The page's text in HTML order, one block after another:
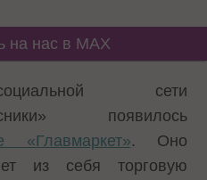
на нас в MAX
сети
появилось
«Главмаркет». Оно
из себя торговую